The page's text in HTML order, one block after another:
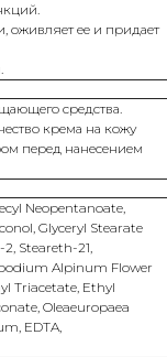
оживляет ее и придает
средства.
крема на кожу
перед нанесением
Neopentanoate,
Glyceryl Stearate
Steareth-21,
Alpinum Flower
Triacetate, Ethyl
Oleaeuropaea
EDTA,